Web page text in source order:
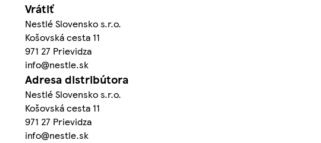
Vrátiť
Nestlé Slovensko s.r.o.
Košovská cesta 11
971 27 Prievidza
info@nestle.sk
Adresa distribútora
Nestlé Slovensko s.r.o.
Košovská cesta 11
971 27 Prievidza
info@nestle.sk